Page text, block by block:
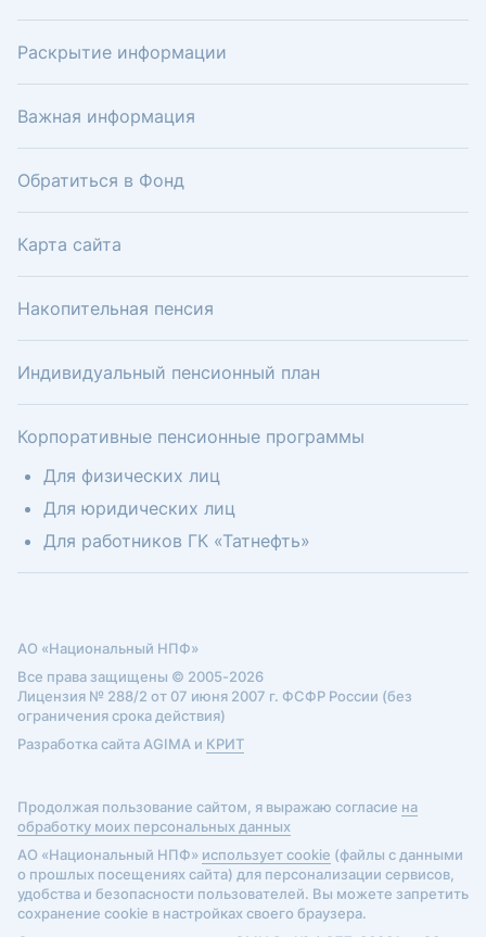
Раскрытие информации
Важная информация
Обратиться в Фонд
Карта сайта
Накопительная пенсия
Индивидуальный пенсионный план
Корпоративные пенсионные программы
Для физических лиц
Для юридических лиц
Для работников ГК «Татнефть»
АО «Национальный НПФ»
Все права защищены © 2005-2026
Лицензия № 288/2 от 07 июня 2007 г. ФСФР России (без
ограничения срока действия)
Разработка сайта AGIMA и КРИТ
Продолжая пользование сайтом, я выражаю согласие на
обработку моих персональных данных
АО «Национальный НПФ» использует cookie (файлы с данными
о прошлых посещениях сайта) для персонализации сервисов,
удобства и безопасности пользователей. Вы можете запретить
сохранение cookie в настройках своего браузера.